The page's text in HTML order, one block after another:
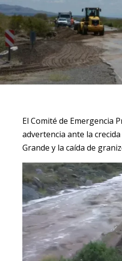
El Comité de Emergencia
advertencia ante la
Grande y la caída de